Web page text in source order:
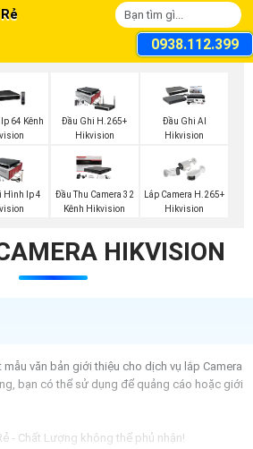
0938.112.399
64 Kênh
Đầu Ghi H.265+
Hikvision
Đầu Ghi AI
Hikvision
Hình Ip 4
Đầu Thu Camera 32
Kênh Hikvision
Lắp Camera H.265+
Hikvision
HIKVISION
văn bản giới thiệu cho dịch vụ lắp Camera
bạn có thể sử dụng để quảng cáo hoặc giới
- Chất Lượng không thể phủ nhận!